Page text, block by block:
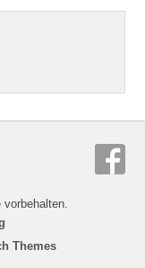
vorbehalten.
Themes